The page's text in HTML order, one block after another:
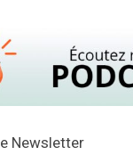
Newsletter